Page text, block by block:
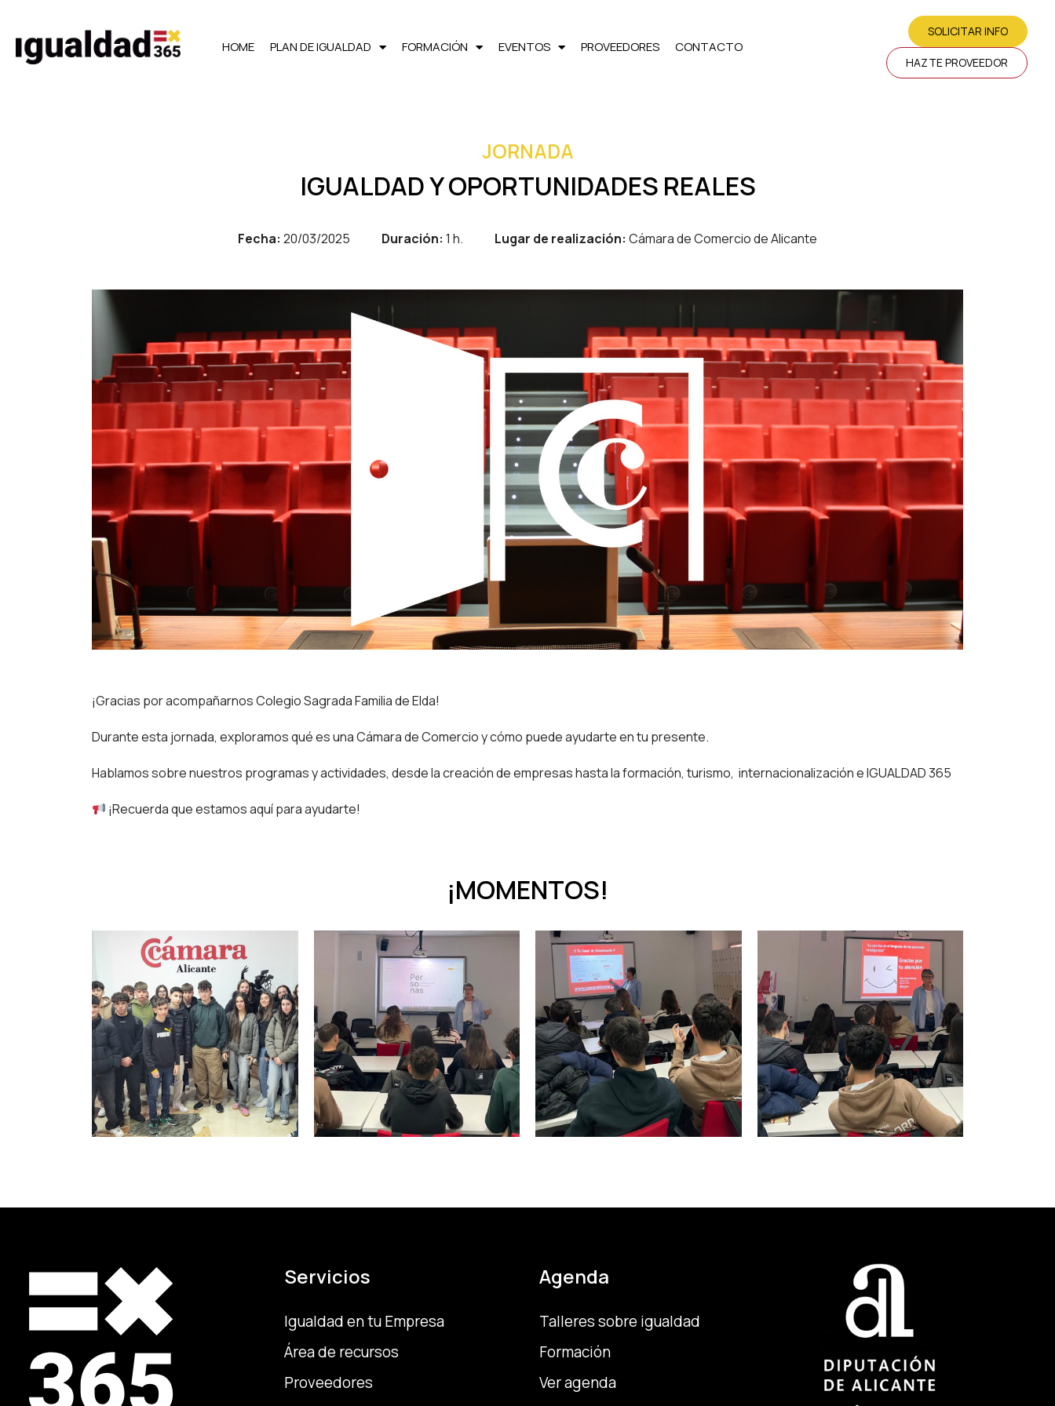
HOME PLAN DE IGUALDAD FORMACIÓN EVENTOS PROVEEDORES CONTACTO
SOLICITAR INFO
HAZTE PROVEEDOR
JORNADA
IGUALDAD Y OPORTUNIDADES REALES
Fecha: 20/03/2025 Duración: 1 h. Lugar de realización: Cámara de Comercio de Alicante
¡Gracias por acompañarnos Colegio Sagrada Familia de Elda!
Durante esta jornada, exploramos qué es una Cámara de Comercio y cómo puede ayudarte en tu presente.
Hablamos sobre nuestros programas y actividades, desde la creación de empresas hasta la formación, turismo, internacionalización e IGUALDAD 365
¡Recuerda que estamos aquí para ayudarte!
¡MOMENTOS!
Servicios
Igualdad en tu Empresa
Área de recursos
Proveedores
Agenda
Talleres sobre igualdad
Formación
Ver agenda